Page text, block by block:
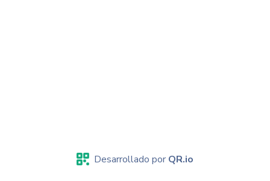
Desarrollado por QR.io